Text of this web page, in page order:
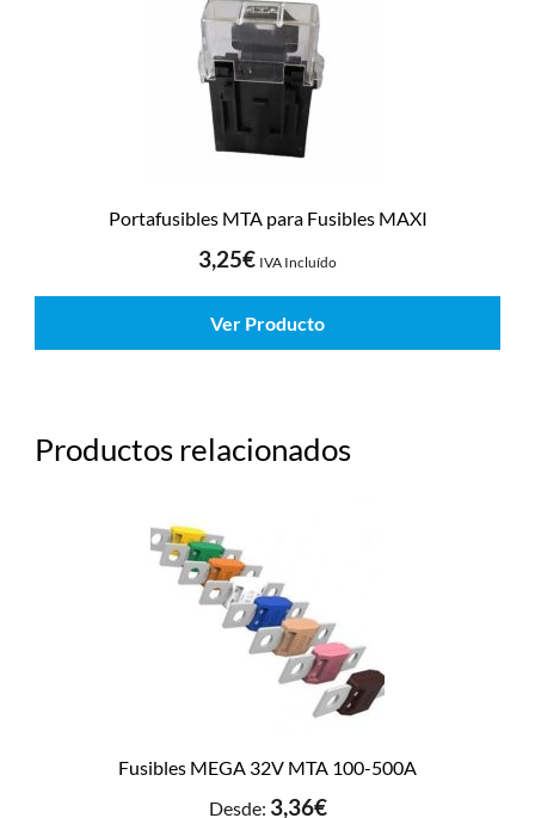
Portafusibles MTA para Fusibles MAXI
3,25€ IVA Incluído
Ver Producto
Productos relacionados
Fusibles MEGA 32V MTA 100-500A
Desde: 3,36€